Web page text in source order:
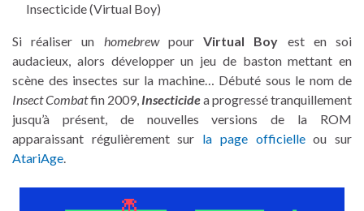
Insecticide (Virtual Boy)
Si réaliser un homebrewpourVirtual Boy est en soi
audacieux, alors développer un jeu de baston mettant en
scène des insectes sur la machine… Débuté sous le nom de
Insect Combatfin 2009, Insecticidea progressé tranquillement
jusqu’à présent, de nouvelles versions de la ROM
apparaissant régulièrement sur la page officielleou sur
AtariAge.